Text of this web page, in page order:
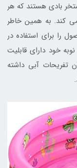
بادی هستند که هر
کند. به همین خاطر
را برای استفاده در
خود دارای قابلیت
تفریحات آبی داشته